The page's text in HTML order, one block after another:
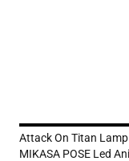
Attack On Titan Lamp
MIKASA POSE Led